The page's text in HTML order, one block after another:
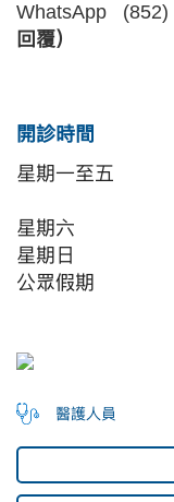
WhatsApp (852)
回覆）
開診時間
星期一至五
星期六
星期日
公眾假期
醫護人員